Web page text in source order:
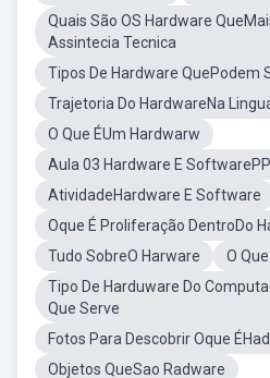
Quais São OS Hardware
Assintecia Tecnica
Tipos De Hardware QuePodem
Trajetoria Do HardwareNa
O Que ÉUm Hardwarw
Aula 03 Hardware E
AtividadeHardware E Software
Oque É Proliferação DentroDo
Tudo SobreO Harware
O
Tipo De Harduware Do
Que Serve
Fotos Para Descobrir Oque
Objetos QueSao Radware